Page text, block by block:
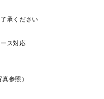
承ください
ス対応
参照）